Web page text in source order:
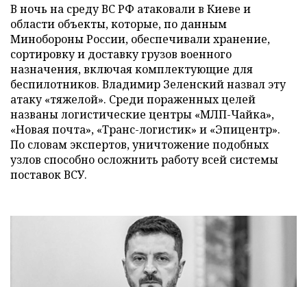
В ночь на среду ВС РФ атаковали в Киеве и
области объекты, которые, по данным
Минобороны России, обеспечивали хранение,
сортировку и доставку грузов военного
назначения, включая комплектующие для
беспилотников. Владимир Зеленский назвал эту
атаку «тяжелой». Среди пораженных целей
названы логистические центры «МЛП-Чайка»,
«Новая почта», «Транс-логистик» и «Эпицентр».
По словам экспертов, уничтожение подобных
узлов способно осложнить работу всей системы
поставок ВСУ.